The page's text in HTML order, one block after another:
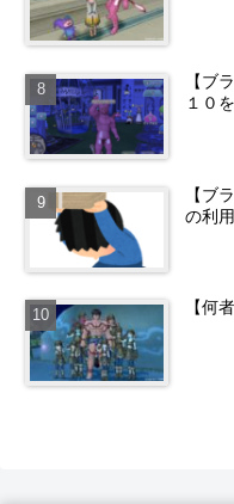
【ブ
１０
【ブ
の利
【何